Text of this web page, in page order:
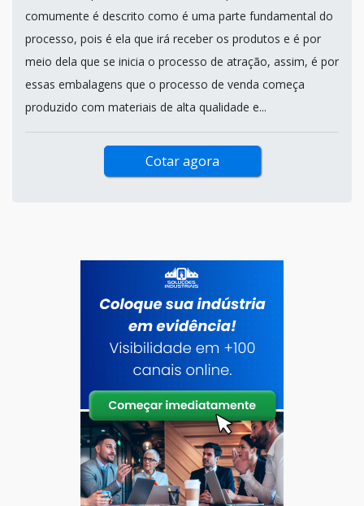
comumente é descrito como é uma parte fundamental do
processo, pois é ela que irá receber os produtos e é por
meio dela que se inicia o processo de atração, assim, é por
essas embalagens que o processo de venda começa
produzido com materiais de alta qualidade e...
Cotar agora